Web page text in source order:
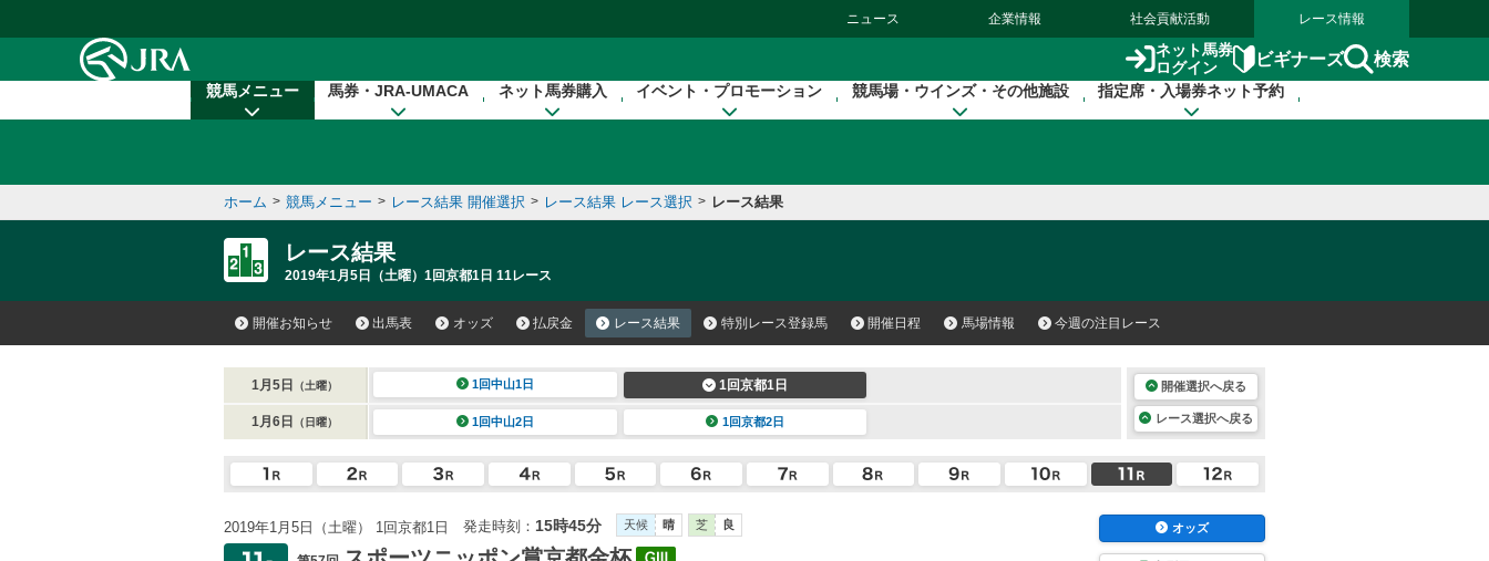
ニュース 企業情報 社会貢献活動 レース情報
ネット馬券
ログイン
ビギナーズ 検索
競馬メニュー 馬券・JRA-UMACA ネット馬券購入 イベント・プロモーション 競馬場・ウインズ・その他施設 指定席・入場券ネット予約
ホーム > 競馬メニュー > レース結果 開催選択 > レース結果 レース選択 > レース結果
レース結果
2019年1月5日（土曜）1回京都1日 11レース
開催お知らせ 出馬表 オッズ 払戻金 レース結果 特別レース登録馬 開催日程 馬場情報 今週の注目レース
1月5日 （土曜） 1回中山1日 1回京都1日
1月6日 （日曜） 1回中山2日 1回京都2日
開催選択へ戻る
レース選択へ戻る
2019年1月5日（土曜） 1回京都1日 発走時刻： 15時45分 天候 晴 芝 良 オッズ